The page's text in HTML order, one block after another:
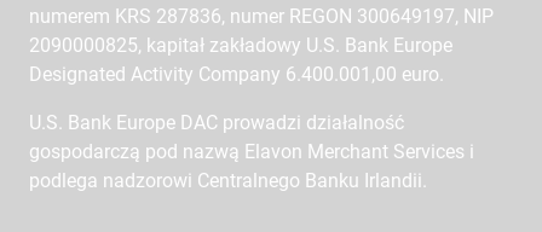
numerem KRS 287836, numer REGON 300649197, NIP
2090000825, kapitał zakładowy U.S. Bank Europe
Designated Activity Company 6.400.001,00 euro.
U.S. Bank Europe DAC prowadzi działalność
gospodarczą pod nazwą Elavon Merchant Services i
podlega nadzorowi Centralnego Banku Irlandii.